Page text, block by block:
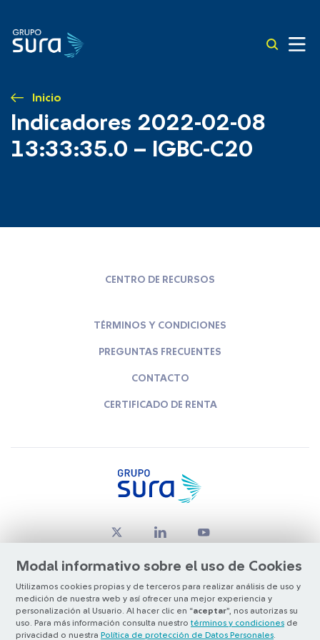
Inicio
Indicadores 2022-02-08
13:33:35.0 – IGBC-C20
Modal informativo sobre el uso de Cookies
Utilizamos cookies propias y de terceros para realizar análisis de uso y
medición de nuestra web y así ofrecer una mejor experiencia y
personalización al Usuario. Al hacer clic en “aceptar”, nos autorizas su
uso. Para más información consulta nuestro términos y condiciones de
privacidad o nuestra Política de protección de Datos Personales
CENTRO DE RECURSOS
TÉRMINOS Y CONDICIONES
PREGUNTAS FRECUENTES
CONTACTO
CERTIFICADO DE RENTA
© Copyright Grupo SURA 2026